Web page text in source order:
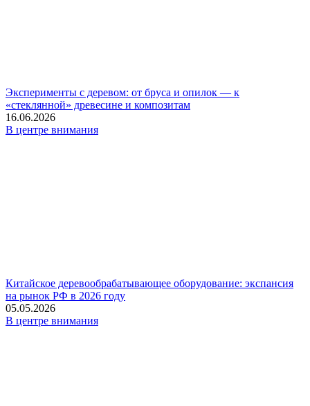
Эксперименты с деревом: от бруса и опилок — к
«стеклянной» древесине и композитам
16.06.2026
В центре внимания
Китайское деревообрабатывающее оборудование: экспансия
на рынок РФ в 2026 году
05.05.2026
В центре внимания